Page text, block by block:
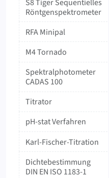
S8 Tiger Sequentielles
Röntgenspektrometer
RFA Minipal
M4 Tornado
‍Spektralphotometer
‍CADAS ‍100
Titrator
pH-stat Verfahren
Karl-Fischer-Titration
Dichtebestimmung
DIN EN ISO 1183-1